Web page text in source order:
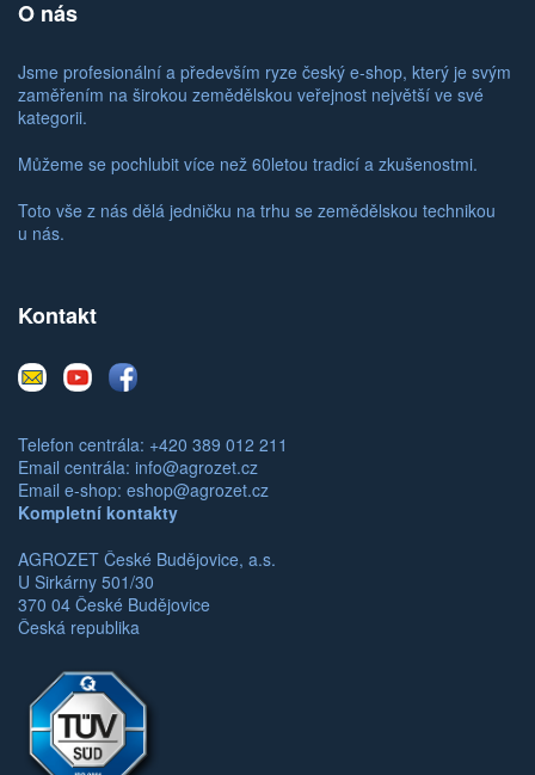
O nás
Jsme profesionální a především ryze český e-shop, který je svým
zaměřením na širokou zemědělskou veřejnost největší ve své
kategorii.
Můžeme se pochlubit více než 60letou tradicí a zkušenostmi.
Toto vše z nás dělá jedničku na trhu se zemědělskou technikou
u nás.
Kontakt
E-
mail
YoutubeFacebook
Telefon centrála: +420 389 012 211
Email centrála: info@agrozet.cz
Email e-shop: eshop@agrozet.cz
Kompletní kontakty
AGROZET České Budějovice, a.s.
U Sirkárny 501/30
370 04 České Budějovice
Česká republika